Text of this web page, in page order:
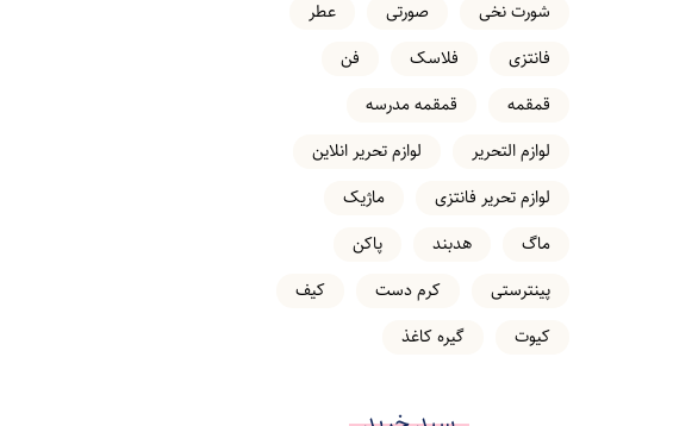
شورت نخی
صورتی
عطر
فانتزی
فلاسک
فن
قمقمه
قمقمه مدرسه
لوازم التحریر
لوازم تحریر انلاین
لوازم تحریر فانتزی
ماژیک
ماگ
هدبند
پاکن
پینترستی
کرم دست
کیف
کیوت
گیره کاغذ